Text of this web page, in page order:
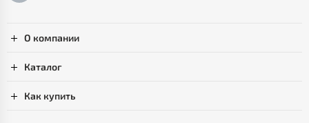
О компании
Каталог
Как купить